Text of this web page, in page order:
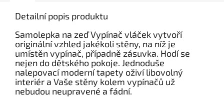
Detailní popis produktu
Samolepka na zeď Vypínač vláček vytvoří
originální vzhled jakékoli stěny, na níž je
umístěn vypínač, případně zásuvka. Hodí se
nejen do dětského pokoje. Jednoduše
nalepovací moderní tapety oživí libovolný
interiér a Vaše stěny kolem vypínačů už
nebudou neupravené a fádní.